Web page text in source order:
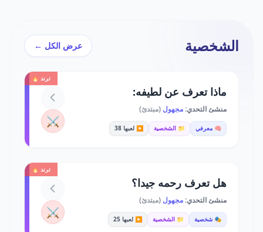
الشخصية عرض الكل ←
ترند 🔥
ماذا تعرف عن لطيفه:
منشئ التحدي:مجهول (مبتدئ)
🧠 معرفي 📁 الشخصية ▶️ لعبها 38 ⚔️
ترند 🔥
هل تعرف رحمه جيدا؟
منشئ التحدي:مجهول (مبتدئ)
🎭 شخصية 📁 الشخصية ▶️ لعبها 25 ⚔️